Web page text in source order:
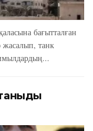
бағытталған
жасалып, танк